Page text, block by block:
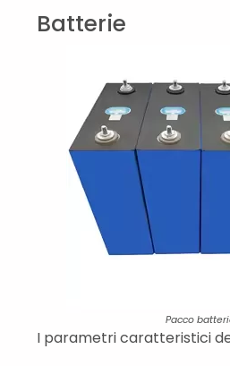
Batterie
Pacco
I parametri caratteristici